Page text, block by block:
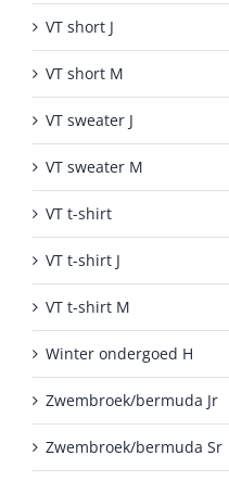
VT short J
VT short M
VT sweater J
VT sweater M
VT t-shirt
VT t-shirt J
VT t-shirt M
Winter ondergoed H
Zwembroek/bermuda Jr
Zwembroek/bermuda Sr